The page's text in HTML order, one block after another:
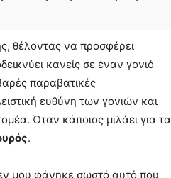
θέλοντας να προσφέρει
κανείς σε έναν γονιό
παραβατικές
ευθύνη των γονιών και
Όταν κάποιος μιλάει για τα
.
μου φάνηκε σωστό αυτό που